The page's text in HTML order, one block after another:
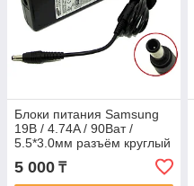
Блоки питания Samsung
19В / 4.74A / 90Ват /
5.5*3.0мм разъём круглый
с иглой (без силового
кабеля)
5 000 ₸